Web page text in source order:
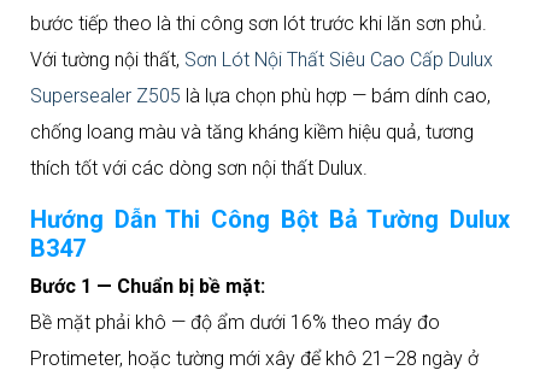
bước tiếp theo là thi công sơn lót trước khi lăn sơn phủ.
Với tường nội thất, Sơn Lót Nội Thất Siêu Cao Cấp Dulux
Supersealer Z505 là lựa chọn phù hợp — bám dính cao,
chống loang màu và tăng kháng kiềm hiệu quả, tương
thích tốt với các dòng sơn nội thất Dulux.
Hướng Dẫn Thi Công Bột Bả Tường Dulux
B347
Bước 1 — Chuẩn bị bề mặt:
Bề mặt phải khô — độ ẩm dưới 16% theo máy đo
Protimeter, hoặc tường mới xây để khô 21–28 ngày ở